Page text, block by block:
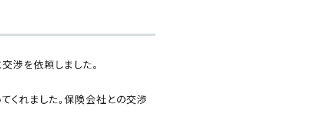
渉を依頼しました。
くれました。保険会社との交渉